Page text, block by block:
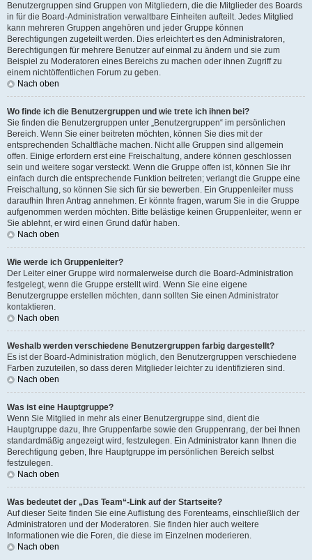
Benutzergruppen sind Gruppen von Mitgliedern, die die Mitglieder des Boards
in für die Board-Administration verwaltbare Einheiten aufteilt. Jedes Mitglied
kann mehreren Gruppen angehören und jeder Gruppe können
Berechtigungen zugeteilt werden. Dies erleichtert es den Administratoren,
Berechtigungen für mehrere Benutzer auf einmal zu ändern und sie zum
Beispiel zu Moderatoren eines Bereichs zu machen oder ihnen Zugriff zu
einem nichtöffentlichen Forum zu geben.
Nach oben
Wo finde ich die Benutzergruppen und wie trete ich ihnen bei?
Sie finden die Benutzergruppen unter „Benutzergruppen“ im persönlichen
Bereich. Wenn Sie einer beitreten möchten, können Sie dies mit der
entsprechenden Schaltfläche machen. Nicht alle Gruppen sind allgemein
offen. Einige erfordern erst eine Freischaltung, andere können geschlossen
sein und weitere sogar versteckt. Wenn die Gruppe offen ist, können Sie ihr
einfach durch die entsprechende Funktion beitreten; verlangt die Gruppe eine
Freischaltung, so können Sie sich für sie bewerben. Ein Gruppenleiter muss
daraufhin Ihren Antrag annehmen. Er könnte fragen, warum Sie in die Gruppe
aufgenommen werden möchten. Bitte belästige keinen Gruppenleiter, wenn er
Sie ablehnt, er wird einen Grund dafür haben.
Nach oben
Wie werde ich Gruppenleiter?
Der Leiter einer Gruppe wird normalerweise durch die Board-Administration
festgelegt, wenn die Gruppe erstellt wird. Wenn Sie eine eigene
Benutzergruppe erstellen möchten, dann sollten Sie einen Administrator
kontaktieren.
Nach oben
Weshalb werden verschiedene Benutzergruppen farbig dargestellt?
Es ist der Board-Administration möglich, den Benutzergruppen verschiedene
Farben zuzuteilen, so dass deren Mitglieder leichter zu identifizieren sind.
Nach oben
Was ist eine Hauptgruppe?
Wenn Sie Mitglied in mehr als einer Benutzergruppe sind, dient die
Hauptgruppe dazu, Ihre Gruppenfarbe sowie den Gruppenrang, der bei Ihnen
standardmäßig angezeigt wird, festzulegen. Ein Administrator kann Ihnen die
Berechtigung geben, Ihre Hauptgruppe im persönlichen Bereich selbst
festzulegen.
Nach oben
Was bedeutet der „Das Team“-Link auf der Startseite?
Auf dieser Seite finden Sie eine Auflistung des Forenteams, einschließlich der
Administratoren und der Moderatoren. Sie finden hier auch weitere
Informationen wie die Foren, die diese im Einzelnen moderieren.
Nach oben